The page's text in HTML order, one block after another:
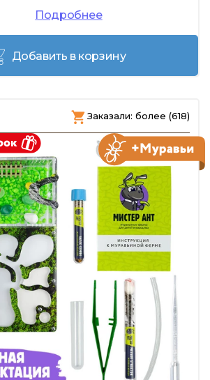
Подробнее
Добавить в корзину
Заказали: более (618)